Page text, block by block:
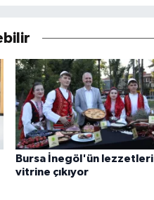
Bursa İnegöl'ün lezzetleri
vitrine çıkıyor